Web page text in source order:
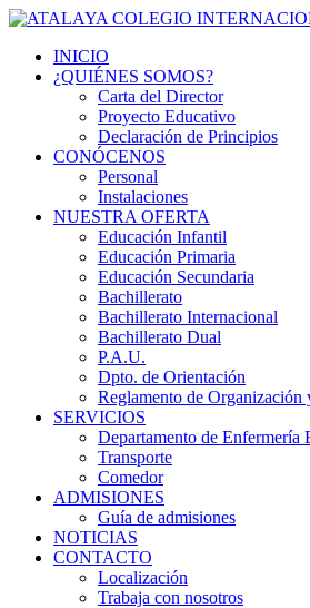
INICIO
¿QUIÉNES SOMOS?
Carta del Director
Proyecto Educativo
Declaración de Principios
CONÓCENOS
Personal
Instalaciones
NUESTRA OFERTA
Educación Infantil
Educación Primaria
Educación Secundaria
Bachillerato
Bachillerato Internacional
Bachillerato Dual
P.A.U.
Dpto. de Orientación
Reglamento de
SERVICIOS
Departamento de Enfermería
Transporte
Comedor
ADMISIONES
Guía de admisiones
NOTICIAS
CONTACTO
Localización
Trabaja con nosotros